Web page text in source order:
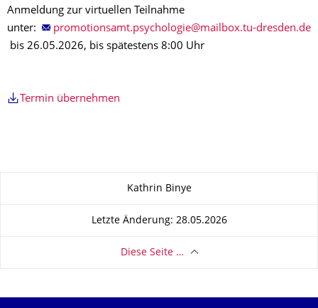
Anmeldung zur virtuellen Teilnahme
unter:
bis 26.05.2026, bis spätestens 8:00 Uhr
Termin übernehmen
Kathrin Binye
Letzte Änderung: 28.05.2026
Diese Seite …